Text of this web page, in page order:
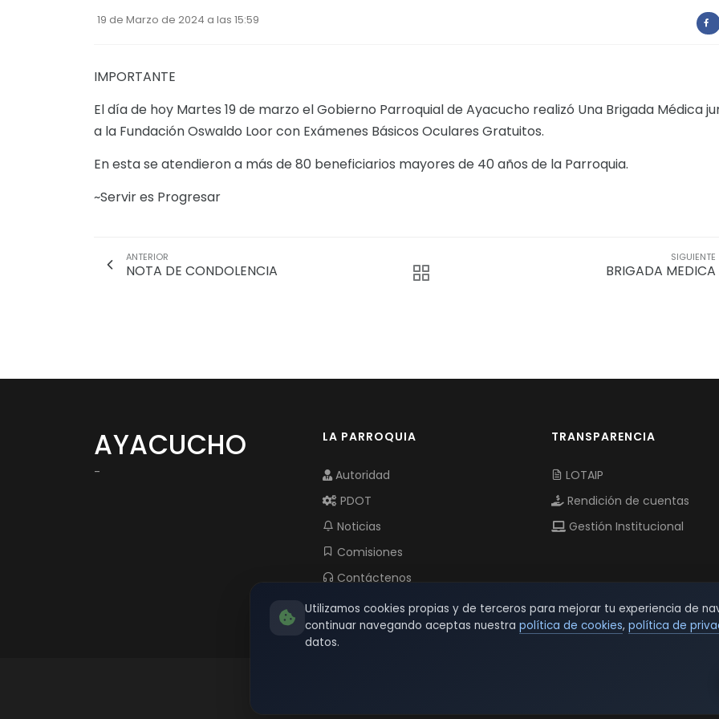
19 de Marzo de 2024 a las 15:59
IMPORTANTE
El día de hoy Martes 19 de marzo el Gobierno Parroquial de Ayacucho realizó Una Brigada Médica
a la Fundación Oswaldo Loor con Exámenes Básicos Oculares Gratuitos.
En esta se atendieron a más de 80 beneficiarios mayores de 40 años de la Parroquia.
~Servir es Progresar
ANTERIOR
NOTA DE CONDOLENCIA
SIGUIENTE
BRIGADA MEDICA
AYACUCHO
-
LA PARROQUIA
Autoridad
PDOT
Noticias
Comisiones
Contáctenos
TRANSPARENCIA
LOTAIP
Rendición de cuentas
Gestión Institucional
Utilizamos cookies propias y de terceros para mejorar tu experiencia de
continuar navegando aceptas nuestra política de cookies, política de
datos.